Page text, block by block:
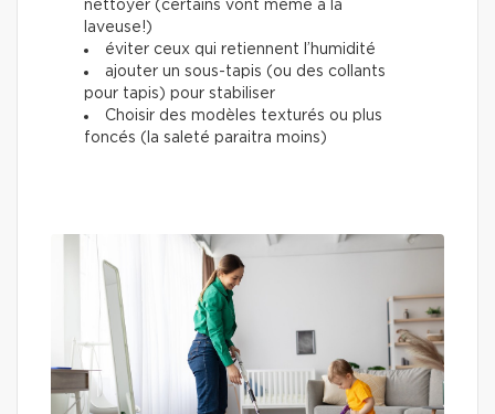
nettoyer (certains vont même à la
laveuse!)
éviter ceux qui retiennent l’humidité
ajouter un sous-tapis (ou des collants
pour tapis) pour stabiliser
Choisir des modèles texturés ou plus
foncés (la saleté paraitra moins)